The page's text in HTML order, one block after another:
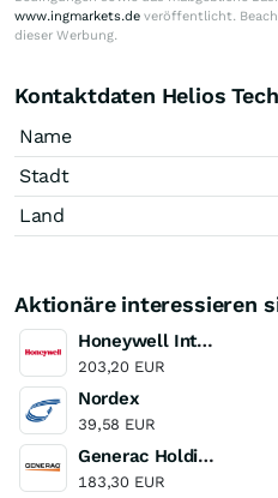
www.ingmarkets.de veröffentlicht.
dieser Werbung.
Kontaktdaten Helios
Name
Stadt
Land
Aktionäre interessieren
Honeywell International
203,20 EUR
Nordex
39,58 EUR
Generac Holdings
183,30 EUR